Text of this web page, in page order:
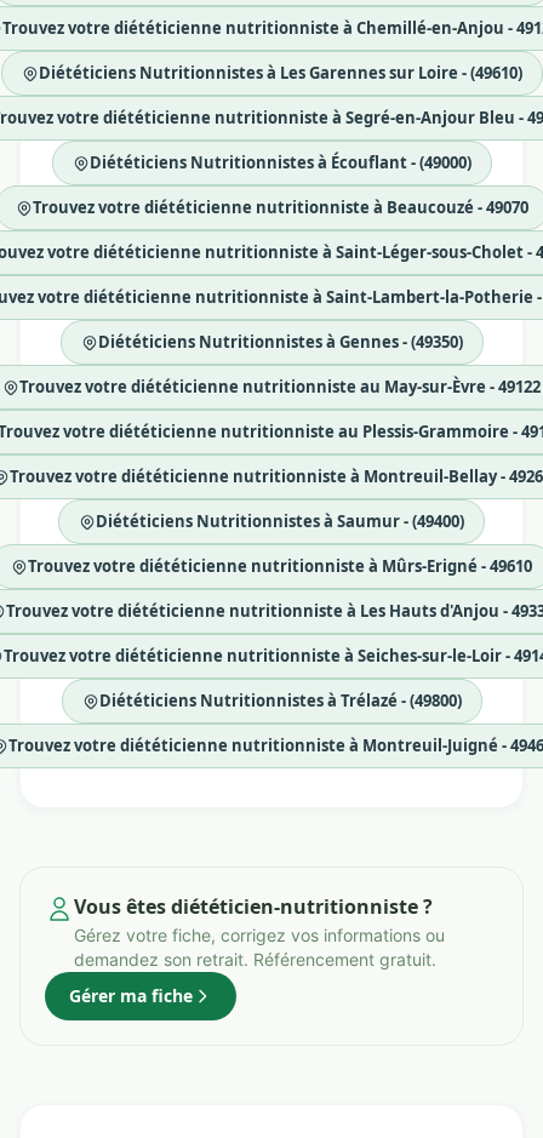
Trouvez votre diététicienne nutritionniste à Chemillé-en-Anjou -
Diététiciens Nutritionnistes à Les Garennes sur Loire - (49610)
votre diététicienne nutritionniste à Segré-en-Anjour Bleu -
Diététiciens Nutritionnistes à Écouflant - (49000)
Trouvez votre diététicienne nutritionniste à Beaucouzé - 49070
votre diététicienne nutritionniste à Saint-Léger-sous-Cholet -
votre diététicienne nutritionniste à Saint-Lambert-la-Potherie -
Diététiciens Nutritionnistes à Gennes - (49350)
Trouvez votre diététicienne nutritionniste au May-sur-Èvre - 49122
votre diététicienne nutritionniste au Plessis-Grammoire -
Trouvez votre diététicienne nutritionniste à Montreuil-Bellay -
Diététiciens Nutritionnistes à Saumur - (49400)
Trouvez votre diététicienne nutritionniste à Mûrs-Erigné - 49610
Trouvez votre diététicienne nutritionniste à Les Hauts d'Anjou -
Trouvez votre diététicienne nutritionniste à Seiches-sur-le-Loir -
Diététiciens Nutritionnistes à Trélazé - (49800)
Trouvez votre diététicienne nutritionniste à Montreuil-Juigné -
Vous êtes diététicien-nutritionniste ?
Gérez votre fiche, corrigez vos informations ou
demandez son retrait. Référencement gratuit.
Gérer ma fiche